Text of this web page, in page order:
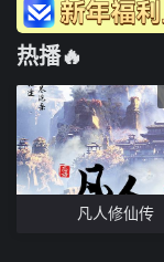
热播🔥
凡人修仙传